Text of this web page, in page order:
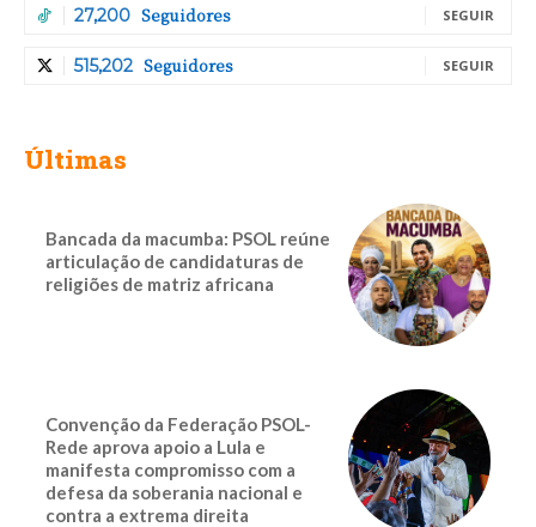
27,200 Seguidores SEGUIR
515,202 Seguidores SEGUIR
Últimas
Bancada da macumba: PSOL reúne
articulação de candidaturas de
religiões de matriz africana
Convenção da Federação PSOL-
Rede aprova apoio a Lula e
manifesta compromisso com a
defesa da soberania nacional e
contra a extrema direita